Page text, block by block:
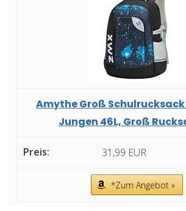
Amythe Groß
Jungen 46L, Groß
31,99 EUR
*Zum Angebot »